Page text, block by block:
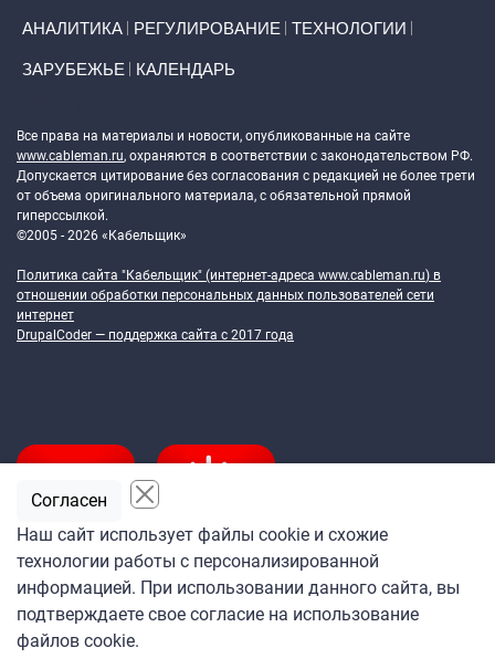
АНАЛИТИКА РЕГУЛИРОВАНИЕ ТЕХНОЛОГИИ
ЗАРУБЕЖЬЕ КАЛЕНДАРЬ
Все права на материалы и новости, опубликованные на сайте
www.cableman.ru, охраняются в соответствии с законодательством РФ.
Допускается цитирование без согласования с редакцией не более трети
от объема оригинального материала, с обязательной прямой
гиперссылкой.
©2005 - 2026 «Кабельщик»
Политика сайта "Кабельщик" (интернет-адреса www.cableman.ru) в
отношении обработки персональных данных пользователей сети
интернет
DrupalCoder — поддержка сайта c 2017 года
Подпишитесь
на ежедневную рассылку
«Кабельщика»
Наш сайт использует файлы cookie и схожие
технологии работы с персонализированной
информацией. При использовании данного сайта, вы
подтверждаете свое согласие на использование
файлов cookie.
Согласен